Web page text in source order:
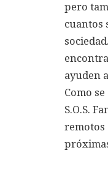
pero
cuantos
ayuden
Como
S.O.S.
remotos